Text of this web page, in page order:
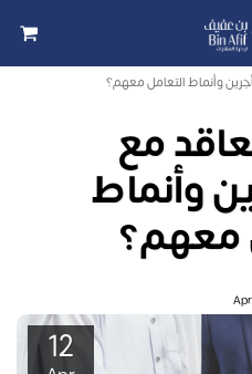
وأنماط التعامل معهم؟
مع
وأنماط
معهم؟
Apr
12